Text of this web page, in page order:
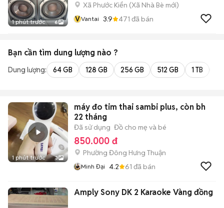
1 phút trước 6
Xã Phước Kiển (Xã Nhà Bè mới)
VVantai 3.9 471 đã bán
Bạn cần tìm dung lượng nào ?
Dung lượng: 64 GB 128 GB 256 GB 512 GB 1 TB
1 phút trước 3
máy đo tim thai sambi plus, còn bh
22 tháng
Đã sử dụng Đồ cho mẹ và bé
850.000 đ
Phường Đông Hưng Thuận
Minh Đại 4.2 61 đã bán
Amply Sony DK 2 Karaoke Vàng đồng